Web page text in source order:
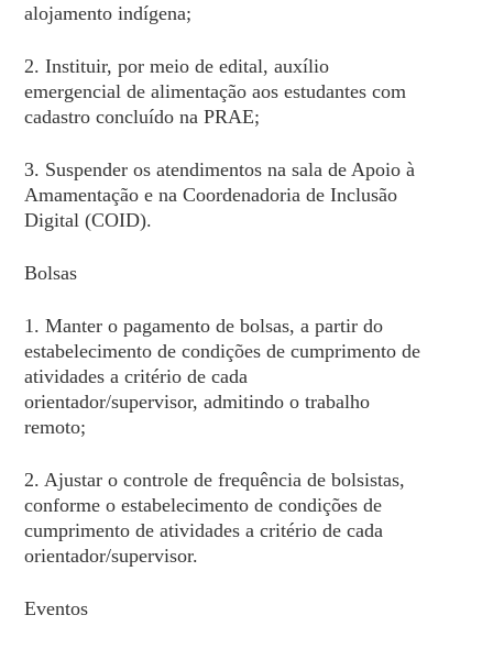
alojamento indígena;
2. Instituir, por meio de edital, auxílio
emergencial de alimentação aos estudantes com
cadastro concluído na PRAE;
3. Suspender os atendimentos na sala de Apoio à
Amamentação e na Coordenadoria de Inclusão
Digital (COID).
Bolsas
1. Manter o pagamento de bolsas, a partir do
estabelecimento de condições de cumprimento de
atividades a critério de cada
orientador/supervisor, admitindo o trabalho
remoto;
2. Ajustar o controle de frequência de bolsistas,
conforme o estabelecimento de condições de
cumprimento de atividades a critério de cada
orientador/supervisor.
Eventos